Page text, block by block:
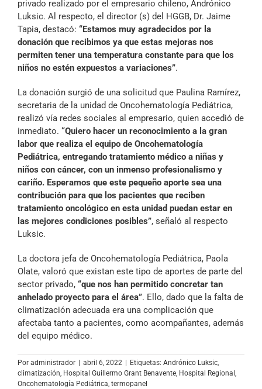
privado realizado por el empresario chileno, Andrónico
Luksic. Al respecto, el director (s) del HGGB, Dr. Jaime
Tapia, destacó: “Estamos muy agradecidos por la
donación que recibimos ya que estas mejoras nos
permiten tener una temperatura constante para que los
niños no estén expuestos a variaciones”.
La donación surgió de una solicitud que Paulina Ramírez,
secretaria de la unidad de Oncohematología Pediátrica,
realizó vía redes sociales al empresario, quien accedió de
inmediato. “Quiero hacer un reconocimiento a la gran
labor que realiza el equipo de Oncohematología
Pediátrica, entregando tratamiento médico a niñas y
niños con cáncer, con un inmenso profesionalismo y
cariño. Esperamos que este pequeño aporte sea una
contribución para que los pacientes que reciben
tratamiento oncológico en esta unidad puedan estar en
las mejores condiciones posibles”, señaló al respecto
Luksic.
La doctora jefa de Oncohematología Pediátrica, Paola
Olate, valoró que existan este tipo de aportes de parte del
sector privado, “que nos han permitido concretar tan
anhelado proyecto para el área”. Ello, dado que la falta de
climatización adecuada era una complicación que
afectaba tanto a pacientes, como acompañantes, además
del equipo médico.
Por administrador abril 6, 2022 Etiquetas: Andrónico Luksic,
climatización, Hospital Guillermo Grant Benavente, Hospital Regional ,
Oncohematología Pediátrica, termopanel